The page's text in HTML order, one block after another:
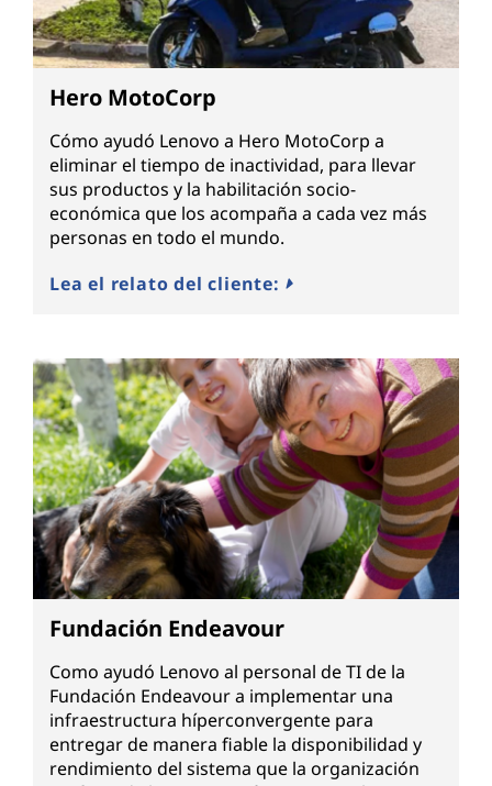
Hero MotoCorp
Cómo ayudó Lenovo a Hero MotoCorp a
eliminar el tiempo de inactividad, para llevar
sus productos y la habilitación socio-
económica que los acompaña a cada vez más
personas en todo el mundo.
Lea el relato del cliente:
Fundación Endeavour
Como ayudó Lenovo al personal de TI de la
Fundación Endeavour a implementar una
infraestructura híperconvergente para
entregar de manera fiable la disponibilidad y
rendimiento del sistema que la organización